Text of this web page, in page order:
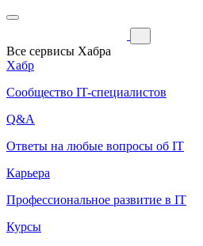
Все сервисы Хабра
Хабр
Сообщество IT-специалистов
Q&A
Ответы на любые вопросы об IT
Карьера
Профессиональное развитие в IT
Курсы